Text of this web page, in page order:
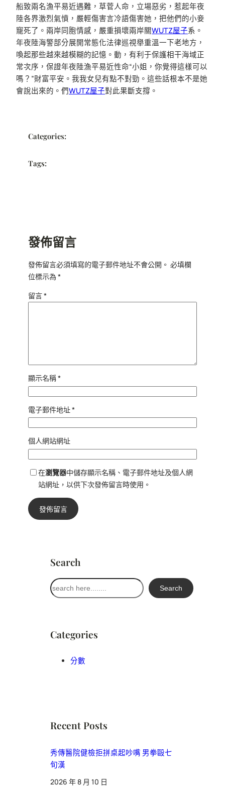
船致兩名漁平易近遇難，草菅人命，立場惡劣，惹起年夜
陸各界激烈氣憤，嚴輕傷害言冷語傷害她，把他們的小妾
寵死了。兩岸同胞情感，嚴重損壞兩岸關WUTZ屋子系。
年夜陸海警部分展開常態化法律巡視舉重溫一下老地方，
喚起那些越來越模糊的記憶。動，有利于保護相干海域正
常次序，保證年夜陸漁平易近性命“小姐，你覺得這樣可以
嗎？”財富平安。我我女兒有點不對勁。這些話根本不是她
會說出來的。們WUTZ屋子對此果斷支撐。
Categories:
Tags:
發佈留言
發佈留言必須填寫的電子郵件地址不會公開。 必填欄
位標示為*
留言*
顯示名稱*
電子郵件地址*
個人網站網址
在瀏覽器中儲存顯示名稱、電子郵件地址及個人網
站網址，以供下次發佈留言時使用。
Search
搜
尋
Search
Categories
分數
Recent Posts
秀傳醫院健檢拒拼桌起吵嘴 男拳毆七
旬漢
2026 年 8 月 10 日